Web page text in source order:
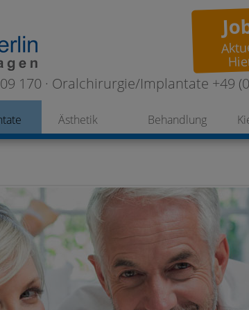
170 · Oralchirurgie/Implantate +49
Ästhetik Behandlung